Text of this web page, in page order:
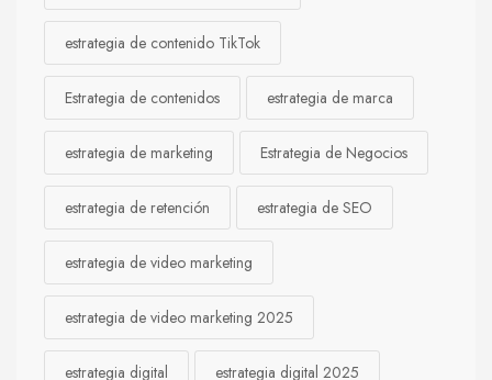
estrategia de contenido TikTok
Estrategia de contenidos estrategia de marca
estrategia de marketing Estrategia de Negocios
estrategia de retención estrategia de SEO
estrategia de video marketing
estrategia de video marketing 2025
estrategia digital estrategia digital 2025